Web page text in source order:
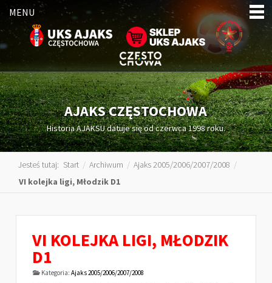
MENU
AJAKS CZĘSTOCHOWA
Historia AJAKSU datuje się od czerwca 1998 roku.
Jesteś tutaj: Start / Archiwum / Ajaks 2005/2006/2007/2008 /
VI kolejka ligi, Młodzik D1
VI KOLEJKA LIGI, MŁODZIK
D1
Kategoria: Ajaks 2005/2006/2007/2008